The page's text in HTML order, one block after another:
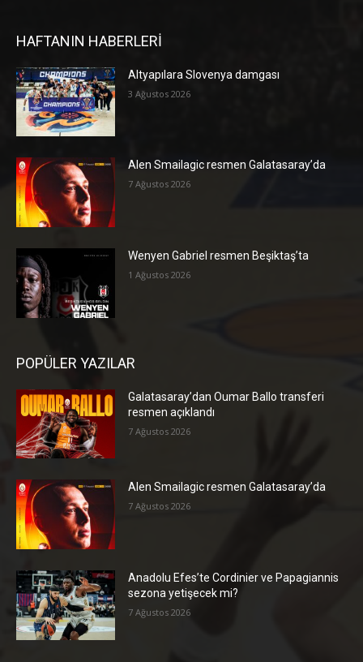
HAFTANIN HABERLERİ
Altyapılara Slovenya damgası
3 Ağustos 2026
Alen Smailagic resmen Galatasaray’da
7 Ağustos 2026
Wenyen Gabriel resmen Beşiktaş’ta
1 Ağustos 2026
POPÜLER YAZILAR
Galatasaray’dan Oumar Ballo transferi
resmen açıklandı
7 Ağustos 2026
Alen Smailagic resmen Galatasaray’da
7 Ağustos 2026
Anadolu Efes’te Cordinier ve Papagiannis
sezona yetişecek mi?
7 Ağustos 2026